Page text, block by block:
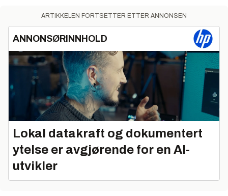
ARTIKKELEN FORTSETTER ETTER ANNONSEN
ANNONSØRINNHOLD
Lokal datakraft og dokumentert
ytelse er avgjørende for en AI-
utvikler